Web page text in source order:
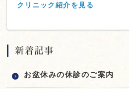
クリニック紹介を見る
新着記事
お盆休みの休診のご案内